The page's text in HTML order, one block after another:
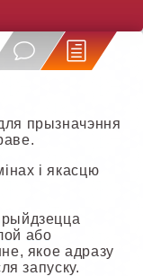
прызначэння
і якасцю
або
якое адразу
запуску.